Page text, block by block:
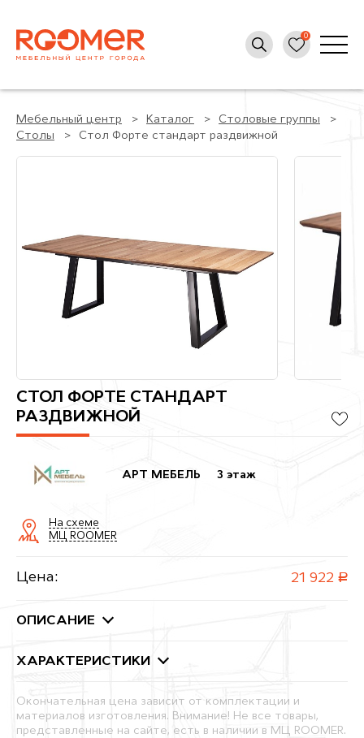
Мебельный центр Каталог
Столовые группы
Столы
Стол Форте стандарт раздвижной
СТОЛ ФОРТЕ СТАНДАРТ
РАЗДВИЖНОЙ
АРТ МЕБЕЛЬ 3 этаж
На схеме
МЦ ROOMER
Цена: 21 922 руб.
ОПИСАНИЕ
ХАРАКТЕРИСТИКИ
Окончательная цена зависит от комплектации и
материалов изготовления. Внимание! Не все товары,
представленные на сайте, есть в наличии в МЦ ROOMER.